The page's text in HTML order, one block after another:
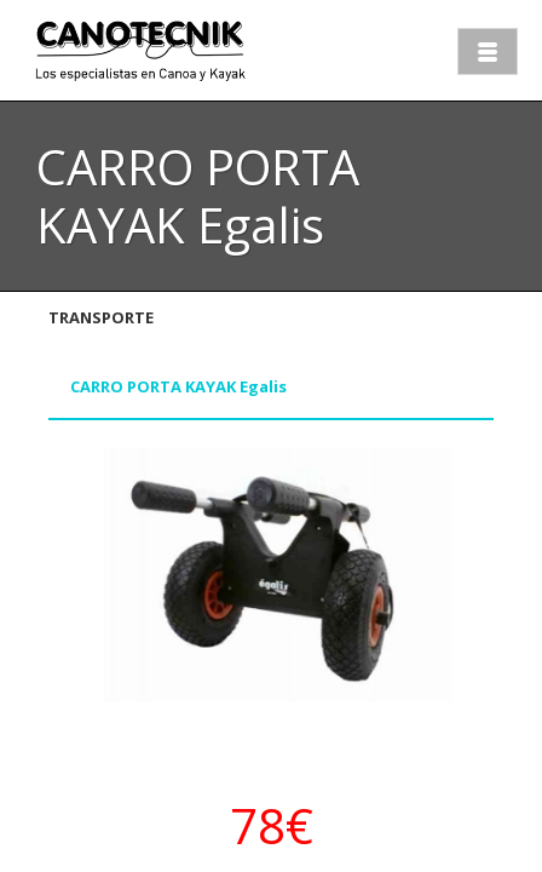
CARRO PORTA
KAYAK Egalis
TRANSPORTE
CARRO PORTA KAYAK Egalis
78€